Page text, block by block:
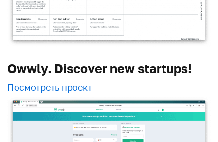
Owwly. Discover new startups!
Посмотреть проект